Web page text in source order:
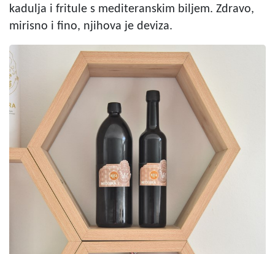
kadulja i fritule s mediteranskim biljem. Zdravo,
mirisno i fino, njihova je deviza.